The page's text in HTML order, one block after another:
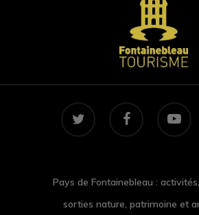
twitter facebook youtube
Pays de Fontainebleau :
sorties nature, patrimoine et